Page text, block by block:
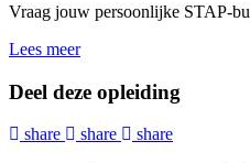
Vraag jouw persoonlijke STAP-
Lees meer
Deel deze opleiding
share share share